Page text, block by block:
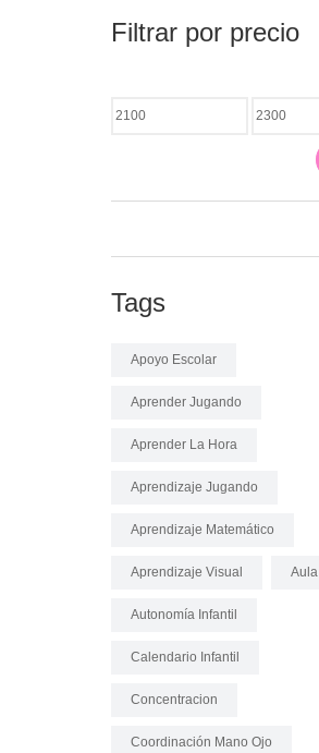
Filtrar por precio
Tags
Apoyo Escolar
Aprender Jugando
Aprender La Hora
Aprendizaje Jugando
Aprendizaje Matemático
Aprendizaje Visual Aula
Autonomía Infantil
Calendario Infantil
Concentracion
Coordinación Mano Ojo